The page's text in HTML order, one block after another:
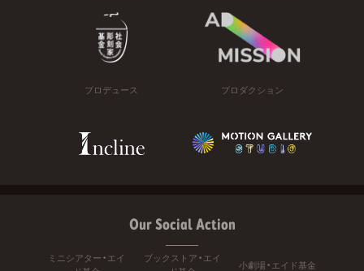
プロデュース プロダクション
Our Social Action
ミニシアター・エイ
ブックストア・エイ
小劇場・エイド基金